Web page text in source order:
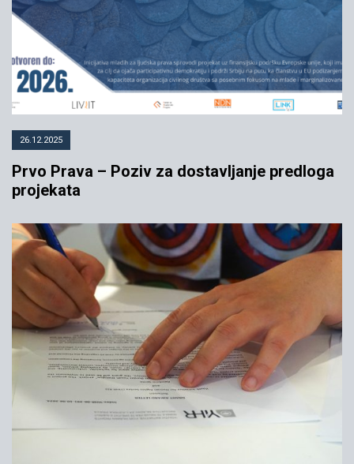
26.12.2025
Prvo Prava – Poziv za dostavljanje predloga
projekata